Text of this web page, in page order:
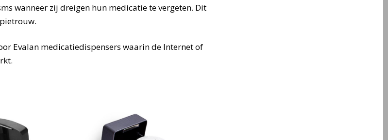
wanneer zij dreigen hun medicatie te vergeten. Dit
Evalan medicatiedispensers waarin de Internet of